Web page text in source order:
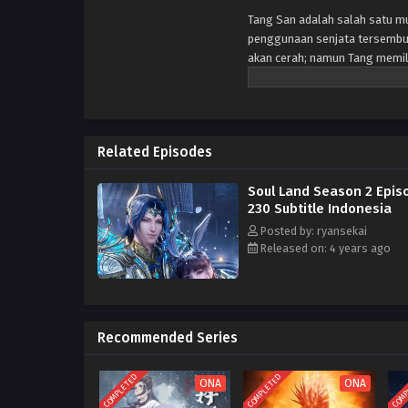
Tang San adalah salah satu
penggunaan senjata
akan cerah; namun Tang
pengetahuan terlarang sekte
menjadi Guru Roh, sebuah
yang bereinkarnasi ke dunia
enam tahun, dia mengambil
Biru — yang dianggap sebagai
kekuatan roh yang kuat.
Tang sebagai Guru Jiwa
Related Episodes
Soul Land Season 2
230 Subtitle Indonesia
Posted by: ryansekai
Released on: 4 years ago
Recommended Series
COMPLETED ONA COMPLETED ONA